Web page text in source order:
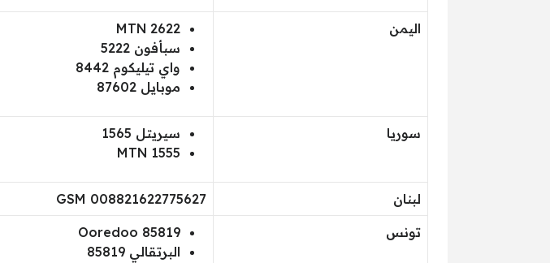
اليمن
MTN 2622
سبأفون 5222
واي تيليكوم 8442
موبايل 87602
سوريا
سيريتل 1565
MTN 1555
لبنان GSM 008821622775627
تونس
Ooredoo 85819
البرتقالي 85819